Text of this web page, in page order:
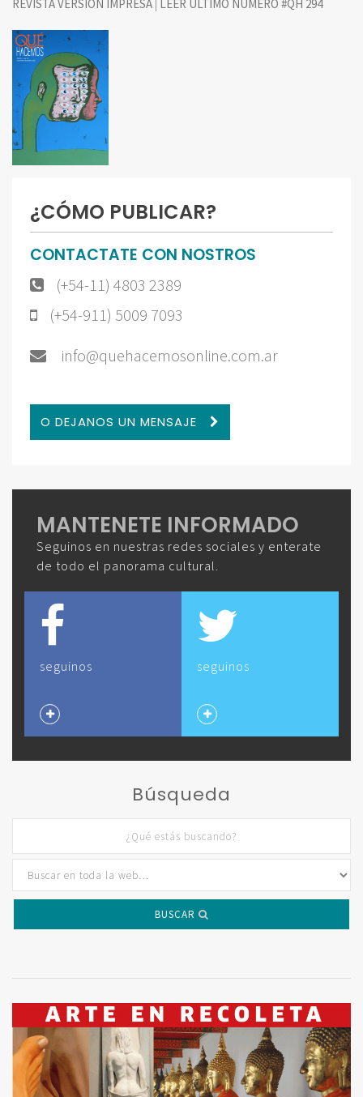
REVISTA VERSIÓN IMPRESA LEER ÚLTIMO NÚMERO #QH 294
¿CÓMO PUBLICAR?
CONTACTATE CON NOSTROS
(+54-11) 4803 2389
(+54-911) 5009 7093
info@quehacemosonline.com.ar
O DEJANOS UN MENSAJE
MANTENETE INFORMADO
Seguinos en nuestras redes sociales y enterate
de todo el panorama cultural.
seguinos seguinos
Búsqueda
BUSCAR